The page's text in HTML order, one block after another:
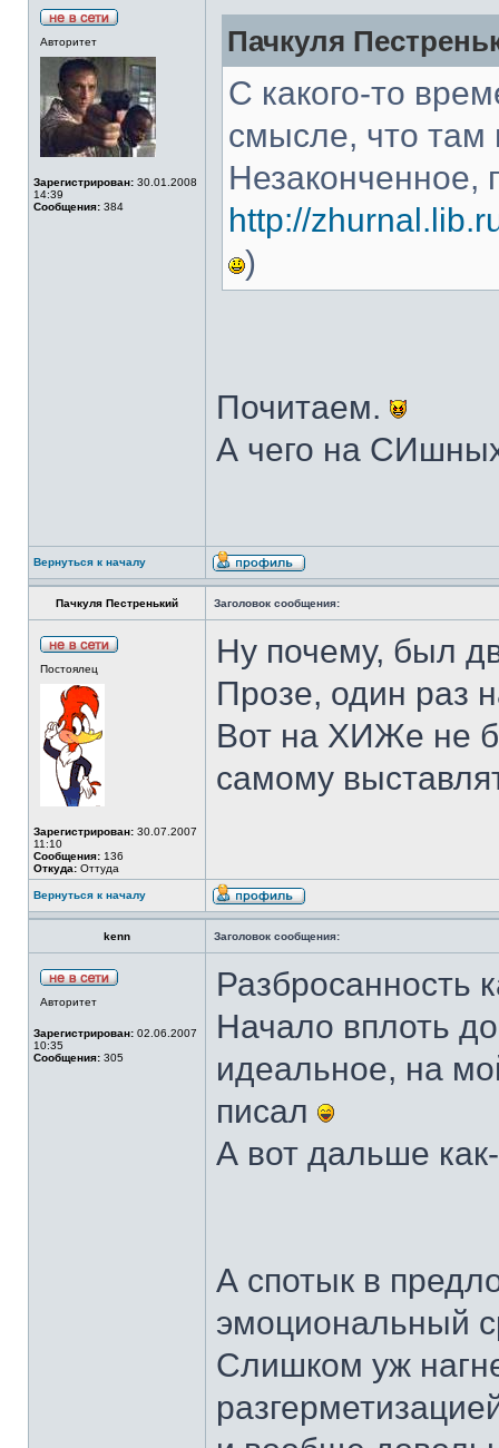
Авторитет
Зарегистрирован: 30.01.2008
14:39
Сообщения: 384
Пачкуля
С какого-то
смысле, что там
Незаконченное,
http://
)
Почитаем.
А чего на
Вернуться к началу
Пачкуля Пестренький Заголовок сообщения:
Постоялец
Зарегистрирован: 30.07.2007
11:10
Сообщения: 136
Откуда: Оттуда
Ну почему, был
Прозе, один раз
Вот на ХИЖе не
самому
Вернуться к началу
kenn Заголовок сообщения:
Авторитет
Зарегистрирован: 02.06.2007
10:35
Сообщения: 305
Разбросанность
Начало вплоть
идеальное, на
писал
А вот дальше
А спотык в
эмоциональный
Слишком уж